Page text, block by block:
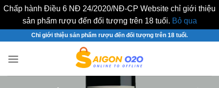
Chấp hành Điều 6 NĐ 24/2020/NĐ-CP Website chỉ giới thiệu
sản phẩm rượu đến đối tượng trên 18 tuổi. Bỏ qua
nội
Chỉ giới thiệu sản phẩm rượu đến đối tượng trên 18 tuổi.